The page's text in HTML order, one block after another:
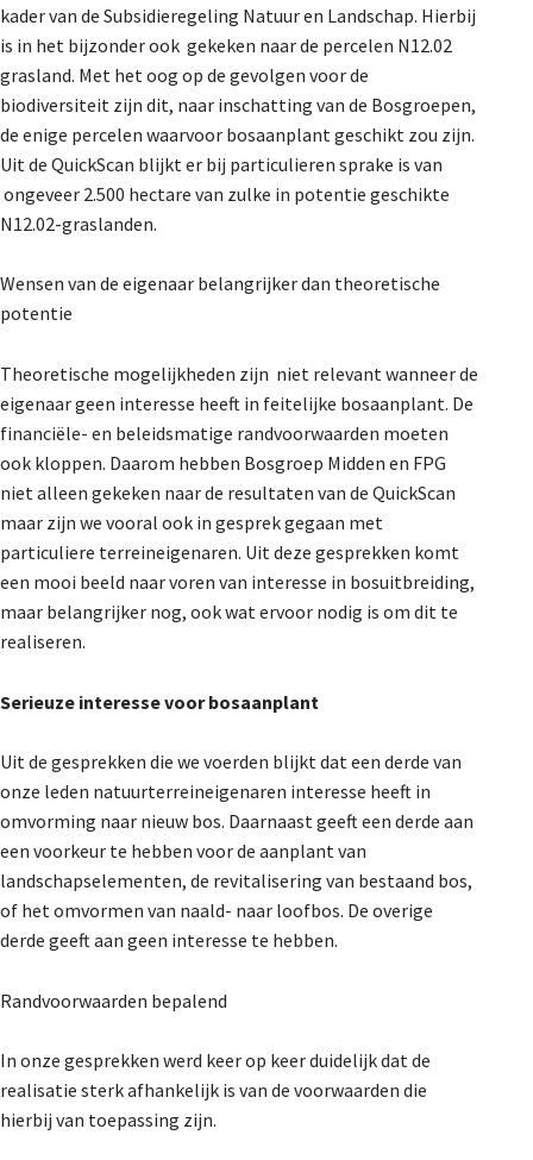
kader van de Subsidieregeling Natuur en Landschap. Hierbij
is in het bijzonder ook gekeken naar de percelen N12.02
grasland. Met het oog op de gevolgen voor de
biodiversiteit zijn dit, naar inschatting van de Bosgroepen,
de enige percelen waarvoor bosaanplant geschikt zou zijn.
Uit de QuickScan blijkt er bij particulieren sprake is van
ongeveer 2.500 hectare van zulke in potentie geschikte
N12.02-graslanden.
Wensen van de eigenaar belangrijker dan theoretische
potentie
Theoretische mogelijkheden zijn niet relevant wanneer de
eigenaar geen interesse heeft in feitelijke bosaanplant. De
financiële- en beleidsmatige randvoorwaarden moeten
ook kloppen. Daarom hebben Bosgroep Midden en FPG
niet alleen gekeken naar de resultaten van de QuickScan
maar zijn we vooral ook in gesprek gegaan met
particuliere terreineigenaren. Uit deze gesprekken komt
een mooi beeld naar voren van interesse in bosuitbreiding,
maar belangrijker nog, ook wat ervoor nodig is om dit te
realiseren.
Serieuze interesse voor bosaanplant
Uit de gesprekken die we voerden blijkt dat een derde van
onze leden natuurterreineigenaren interesse heeft in
omvorming naar nieuw bos. Daarnaast geeft een derde aan
een voorkeur te hebben voor de aanplant van
landschapselementen, de revitalisering van bestaand bos,
of het omvormen van naald- naar loofbos. De overige
derde geeft aan geen interesse te hebben.
Randvoorwaarden bepalend
In onze gesprekken werd keer op keer duidelijk dat de
realisatie sterk afhankelijk is van de voorwaarden die
hierbij van toepassing zijn.